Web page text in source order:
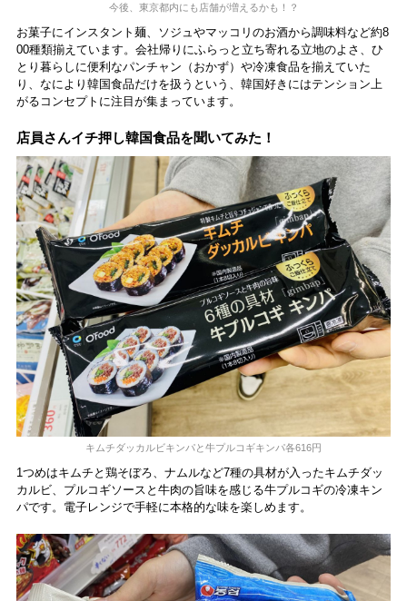
今後、東京都内にも店舗が増えるかも！？
お菓子にインスタント麺、ソジュやマッコリのお酒から調味料など約8
00種類揃えています。会社帰りにふらっと立ち寄れる立地のよさ、ひ
とり暮らしに便利なパンチャン（おかず）や冷凍食品を揃えていた
り、なにより韓国食品だけを扱うという、韓国好きにはテンション上
がるコンセプトに注目が集まっています。
店員さんイチ押し韓国食品を聞いてみた！
キムチダッカルビキンパと牛プルコギキンパ各616円
1つめはキムチと鶏そぼろ、ナムルなど7種の具材が入ったキムチダッ
カルビ、プルコギソースと牛肉の旨味を感じる牛プルコギの冷凍キン
パです。電子レンジで手軽に本格的な味を楽しめます。